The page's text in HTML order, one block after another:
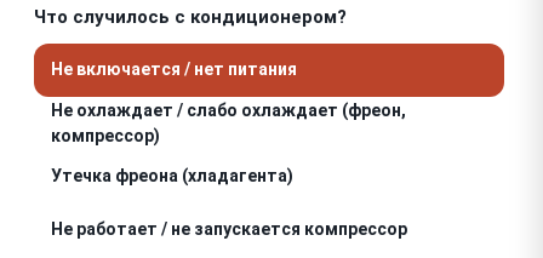
Что случилось с кондиционером?
Не включается / нет питания
Не охлаждает / слабо охлаждает (фреон,
компрессор)
Утечка фреона (хладагента)
Не работает / не запускается компрессор